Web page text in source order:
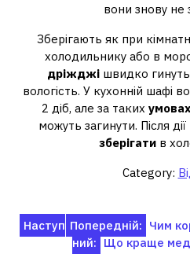
вони знову не
Зберігають як при
холодильнику або в
дріжджі швидко
вологість. У кухонній шафі
2 діб, але за таких умовах
можуть загинути. Після дії
зберігатив
Category:
Навігація
записів
Попередній: Чим
Наступ
ний: Що краще